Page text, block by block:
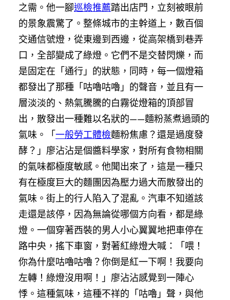
之需。他一腳巡檢推薦踏出店門，立刻被眼前
的景象震驚了。整條城市的主幹道上，數百個
交通信號燈，從東邊到西邊，從高架橋到巷弄
口，全部變成了綠燈。它們不是交替閃爍，而
是固定在「通行」的狀態，同時，每一個燈箱
都發出了那種「咕嚕咕嚕」的聲音，並且有一
層淡淡的、熱氣騰騰的白霧從燈箱的頂部冒
出，散發出一種難以名狀的——麵粉蒸煮過頭的
氣味。「一般勞工體檢麵粉焦慮？還是過度發
酵？」廖沾沾是個醬料學家，對所有食物相關
的氣味都極度敏感。他聞出來了，這是一種只
有在極度巨大的麵團因為壓力過大而散發出的
氣味。街上的行人陷入了混亂。汽車不知道該
走還是該停，因為無論從哪個方向看，都是綠
燈。一個穿著西裝的男人小心翼翼地把車停在
路中央，搖下車窗，對著紅綠燈大喊：「喂！
你為什麼咕嚕咕嚕？你倒是紅一下啊！我要向
左轉！綠燈沒用啊！」廖沾沾感覺到一陣心
悸。這種氣味，這種不祥的「咕嚕」聲，與他